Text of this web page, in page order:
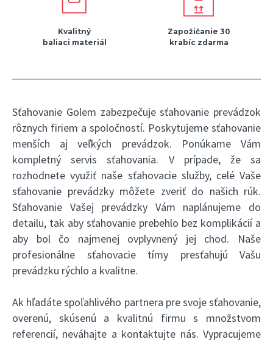
Kvalitný
baliaci materiál
Zapožičanie 30
krabíc zdarma
Sťahovanie Golem zabezpečuje sťahovanie prevádzok
rôznych firiem a spoločností. Poskytujeme sťahovanie
menších aj veľkých prevádzok. Ponúkame Vám
kompletný servis sťahovania. V prípade, že sa
rozhodnete využiť naše sťahovacie služby, celé Vaše
sťahovanie prevádzky môžete zveriť do našich rúk.
Sťahovanie Vašej prevádzky Vám naplánujeme do
detailu, tak aby sťahovanie prebehlo bez komplikácií a
aby bol čo najmenej ovplyvnený jej chod. Naše
profesionálne sťahovacie tímy presťahujú Vašu
prevádzku rýchlo a kvalitne.
Ak hľadáte spoľahlivého partnera pre svoje sťahovanie,
overenú, skúsenú a kvalitnú firmu s množstvom
referencií, neváhajte a kontaktujte nás. Vypracujeme